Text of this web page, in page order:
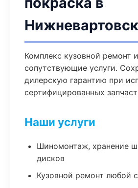
Нижневартовск
Комплекс кузовной ремонт
сопутствующие услуги.
дилерскую гарантию при
сертифицированных
Наши услуги
Шиномонтаж, хранение
дисков
Кузовной ремонт любой